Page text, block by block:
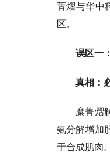
菁熠与华中
区。
误区一
真相：
糜菁熠
氨分解增加
于合成肌肉